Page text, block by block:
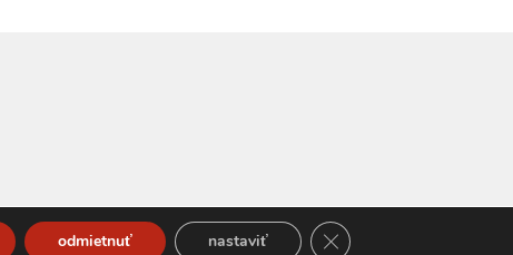
odmietnuť nastaviť Close GDPR Cookie